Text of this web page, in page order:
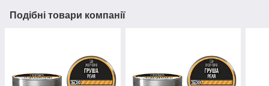
Подібні товари компанії